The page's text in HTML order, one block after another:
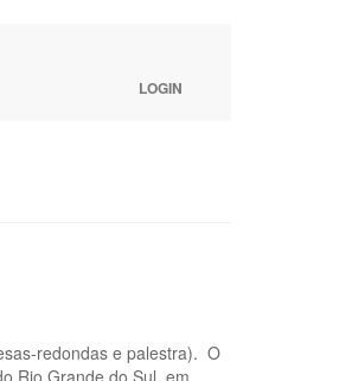
LOGIN
redondas e palestra). O
Rio Grande do Sul, em